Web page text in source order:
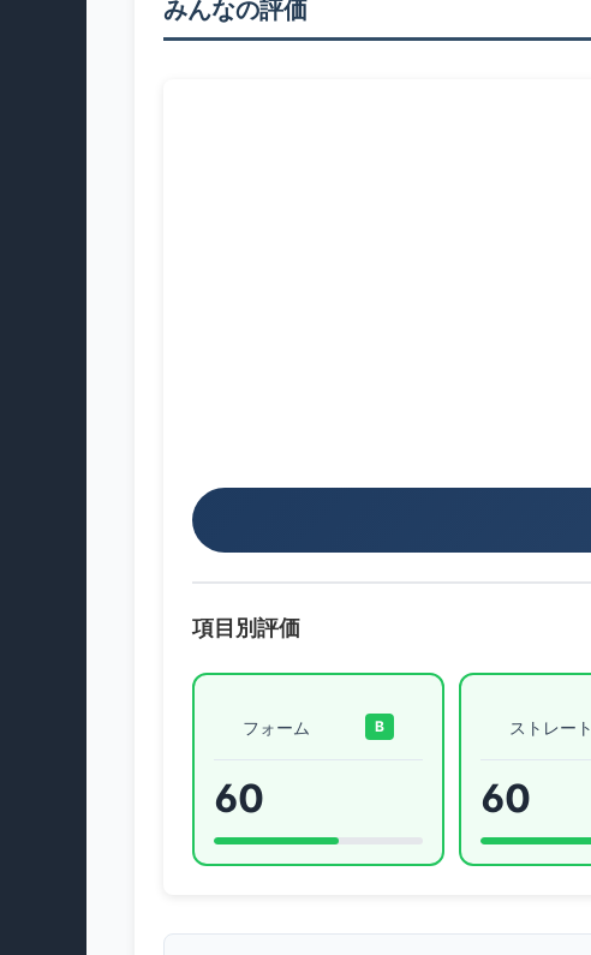
みんなの評価
項目別評価
フォーム B
60
ストレート
60